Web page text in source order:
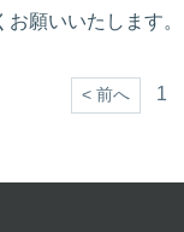
願いいたします。
< 前へ 1